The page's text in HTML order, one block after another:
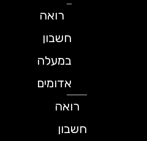
רואה
חשבון
במעלה
אדומים
רואה
חשבון